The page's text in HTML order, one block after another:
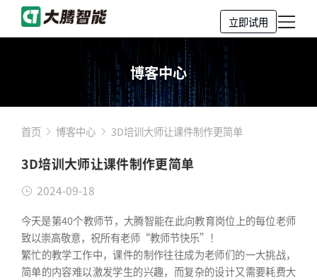
立即试用
博客中心
首页 博客中心 3D培训大师让课件制作更简单
3D培训大师让课件制作更简单
2024-09-18
今天是第40个教师节，大腾智能在此向教育岗位上的每位老师
致以崇高敬意，祝所有老师“教师节快乐”！
繁忙的教学工作中，课件的制作往往成为老师们的一大挑战，
简单的内容难以激发学生的兴趣，而复杂的设计又需要耗费大